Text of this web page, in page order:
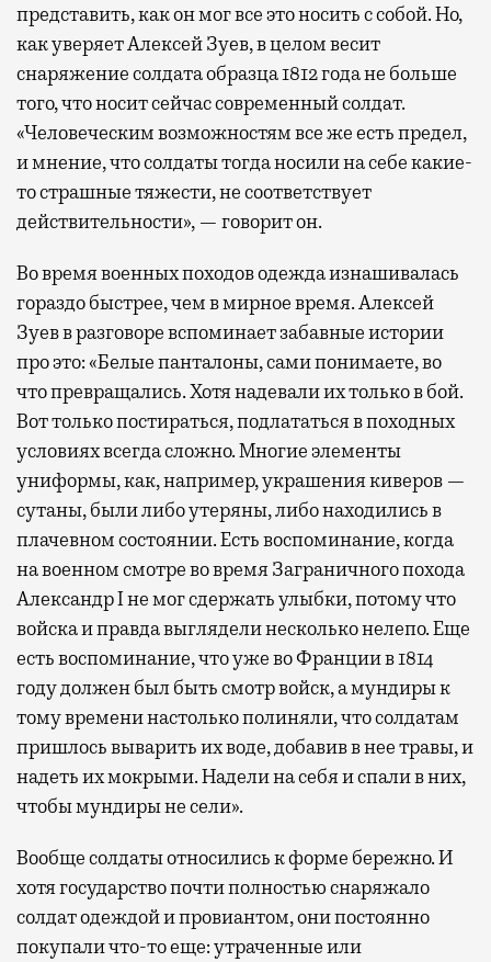
представить, как он мог все это носить с собой. Но,
как уверяет Алексей Зуев, в целом весит
снаряжение солдата образца 1812 года не больше
того, что носит сейчас современный солдат.
«Человеческим возможностям все же есть предел,
и мнение, что солдаты тогда носили на себе какие-
то страшные тяжести, не соответствует
действительности», — говорит он.
Во время военных походов одежда изнашивалась
гораздо быстрее, чем в мирное время. Алексей
Зуев в разговоре вспоминает забавные истории
про это: «Белые панталоны, сами понимаете, во
что превращались. Хотя надевали их только в бой.
Вот только постираться, подлататься в походных
условиях всегда сложно. Многие элементы
униформы, как, например, украшения киверов —
сутаны, были либо утеряны, либо находились в
плачевном состоянии. Есть воспоминание, когда
на военном смотре во время Заграничного похода
Александр I не мог сдержать улыбки, потому что
войска и правда выглядели несколько нелепо. Еще
есть воспоминание, что уже во Франции в 1814
году должен был быть смотр войск, а мундиры к
тому времени настолько полиняли, что солдатам
пришлось выварить их воде, добавив в нее травы, и
надеть их мокрыми. Надели на себя и спали в них,
чтобы мундиры не сели».
Вообще солдаты относились к форме бережно. И
хотя государство почти полностью снаряжало
солдат одеждой и провиантом, они постоянно
покупали что-то еще: утраченные или